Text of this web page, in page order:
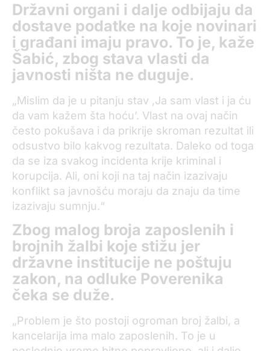
Državni organi i dalje odbijaju da
dostave podatke na koje novinari
i građani imaju pravo. To je, kaže
Šabić, zbog stava vlasti da
javnosti ništa ne duguje.
„Mislim da je u pitanju stav ,Ja sam vlast i ja ću
da vam kažem šta hoću’. Vlast na ovaj način
često pokušava i da prikrije skroman rezultat ili
odsustvo bilo kakvog rezultata. Daleko od toga
da se iza svakog incidenta krije kriminal i
korupcija. Ali, oni koji na taj način izazivaju
konflikt sa javnošću moraju da znaju da time
izazivaju sumnju.“
Zbog malog broja zaposlenih i
brojnih žalbi koje stižu jer
državne institucije ne poštuju
zakon, na odluke Poverenika
čeka se duže.
„Problem je što postoji ogroman broj žalbi, a
kancelarija ima malo zaposlenih. To je u